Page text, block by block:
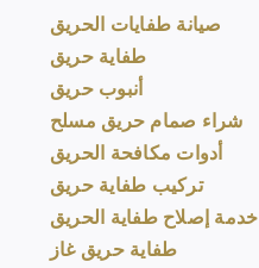
صيانة طفايات الحريق
طفاية حريق
أنبوب حريق
شراء صمام حريق مسلح
أدوات مكافحة الحريق
تركيب طفاية حريق
خدمة إصلاح طفاية الحريق
طفاية حريق غاز